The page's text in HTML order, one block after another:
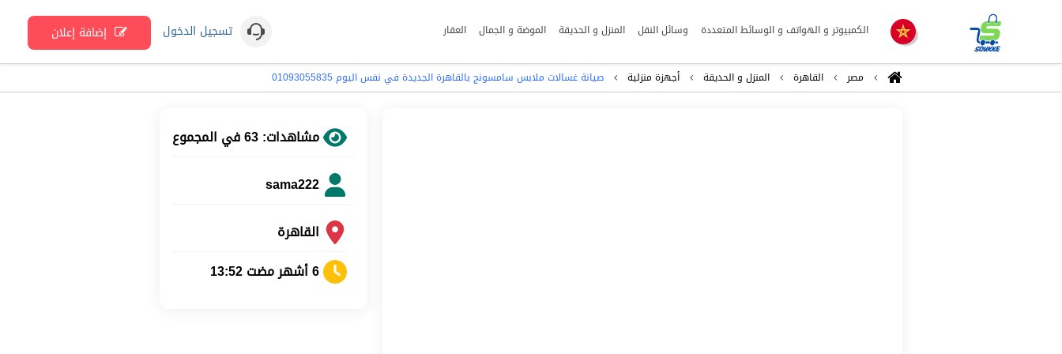
الكمبيوتر و الهواتف و الوسائط المتعددة وسائل النقل المنزل و الحديقة الموضة و الجمال العقار تسجيل الدخول إضافة إعلان
مصر القاهرة المنزل و الحديقة أجهزة منزلية صيانة غسالات ملابس سامسونج بالقاهرة الجديدة في نفس اليوم 01093055835
مشاهدات: 63 في المجموع
sama222
القاهرة
6 أشهر مضت 13:52